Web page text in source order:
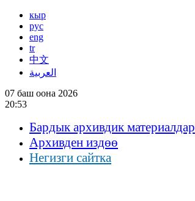
кыр
рус
eng
tr
中文
العربية
07 баш оона 2026
20:53
Бардык архивдик материалдар
Архивден издөө
Негизги сайтка